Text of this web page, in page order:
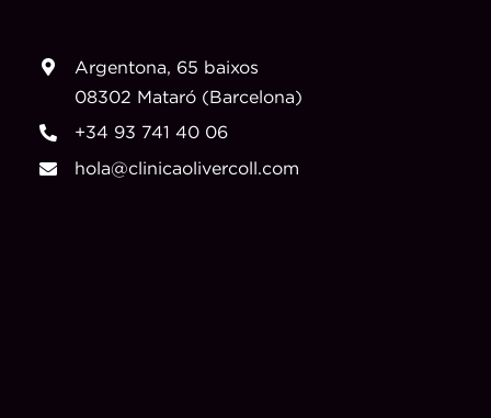
Argentona, 65 baixos
08302 Mataró (Barcelona)
+34 93 741 40 06
hola@clinicaolivercoll.com